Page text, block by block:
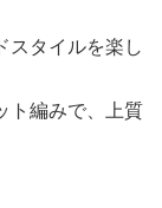
スタイルを楽し
ト編みで、上質